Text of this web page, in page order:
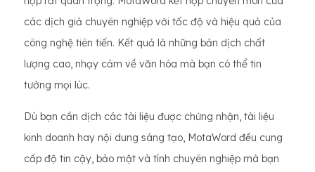
các dịch giả chuyên nghiệp với tốc độ và hiệu quả của
công nghệ tiên tiến. Kết quả là những bản dịch chất
lượng cao, nhạy cảm về văn hóa mà bạn có thể tin
tưởng mọi lúc.
Dù bạn cần dịch các tài liệu được chứng nhận, tài liệu
kinh doanh hay nội dung sáng tạo, MotaWord đều cung
cấp độ tin cậy, bảo mật và tính chuyên nghiệp mà bạn